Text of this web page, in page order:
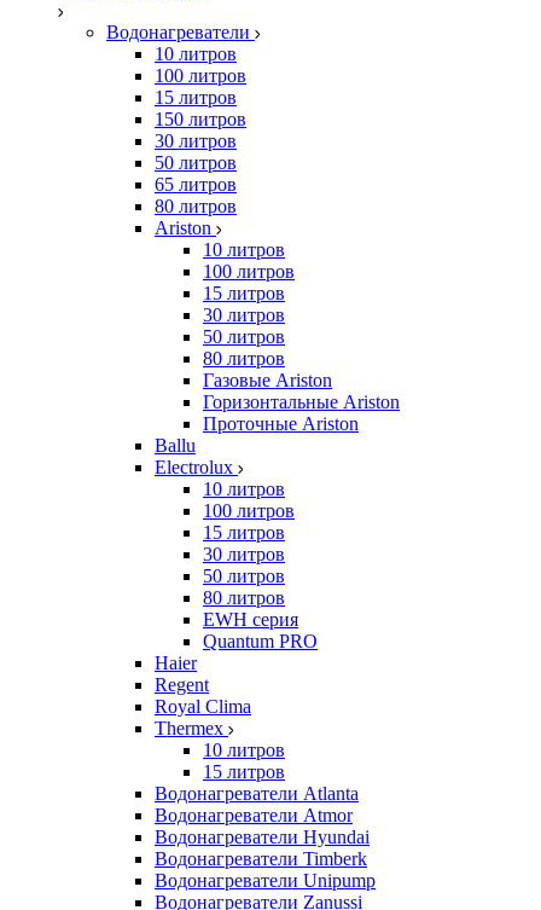
Водонагреватели
10 литров
100 литров
15 литров
150 литров
30 литров
50 литров
65 литров
80 литров
Ariston
10 литров
100 литров
15 литров
30 литров
50 литров
80 литров
Газовые Ariston
Горизонтальные Ariston
Проточные Ariston
Ballu
Electrolux
10 литров
100 литров
15 литров
30 литров
50 литров
80 литров
EWH серия
Quantum PRO
Haier
Regent
Royal Clima
Thermex
10 литров
15 литров
Водонагреватели Atlanta
Водонагреватели Atmor
Водонагреватели Hyundai
Водонагреватели Timberk
Водонагреватели Unipump
Водонагреватели Zanussi